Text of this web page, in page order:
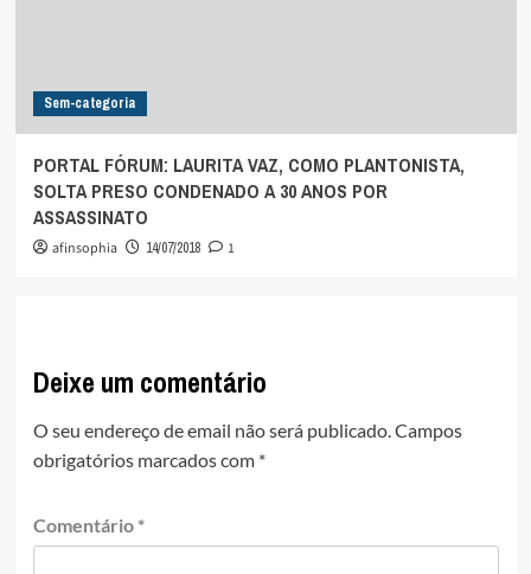
Sem-categoria
PORTAL FÓRUM: LAURITA VAZ, COMO PLANTONISTA,
SOLTA PRESO CONDENADO A 30 ANOS POR
ASSASSINATO
afinsophia 14/07/2018 1
Deixe um comentário
O seu endereço de email não será publicado.Campos
obrigatórios marcados com *
Comentário *